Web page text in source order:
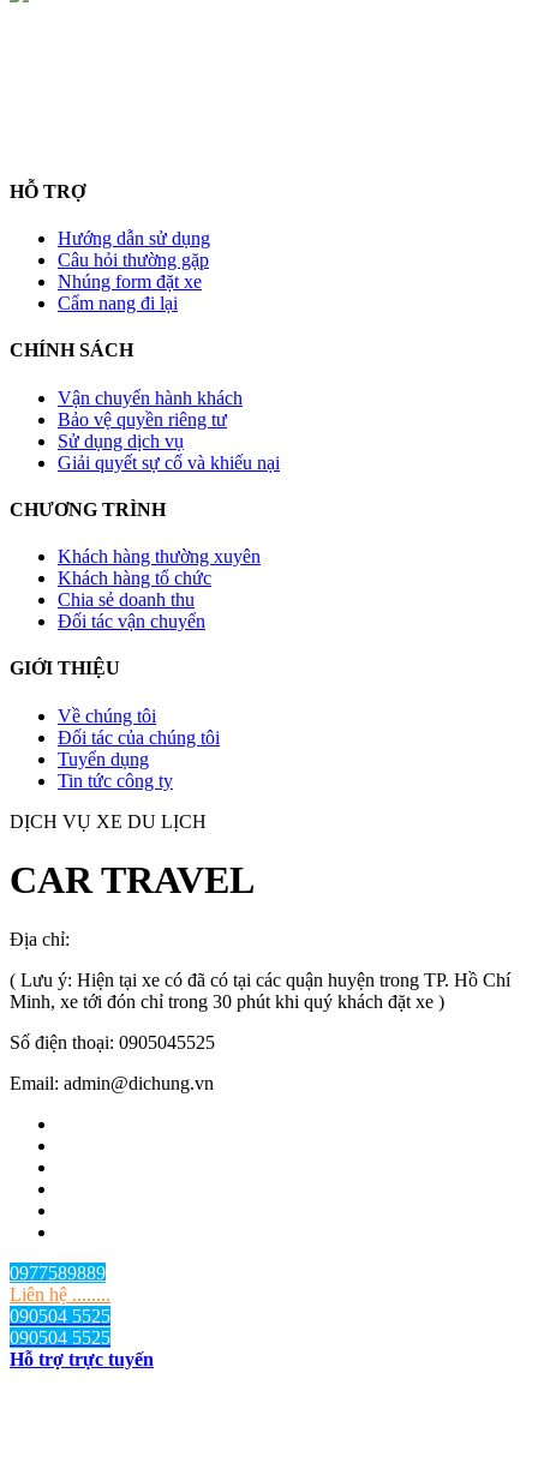
HỖ TRỢ
Hướng dẫn sử dụng
Câu hỏi thường gặp
Nhúng form đặt xe
Cẩm nang đi lại
CHÍNH SÁCH
Vận chuyển hành khách
Bảo vệ quyền riêng tư
Sử dụng dịch vụ
Giải quyết sự cố và khiếu nại
CHƯƠNG TRÌNH
Khách hàng thường xuyên
Khách hàng tổ chức
Chia sẻ doanh thu
Đối tác vận chuyển
GIỚI THIỆU
Về chúng tôi
Đối tác của chúng tôi
Tuyển dụng
Tin tức công ty
DỊCH VỤ XE DU LỊCH
CAR TRAVEL
Địa chỉ:
( Lưu ý: Hiện tại xe có đã có tại các quận huyện trong TP. Hồ Chí
Minh, xe tới đón chỉ trong 30 phút khi quý khách đặt xe )
Số điện thoại: 0905045525
Email: admin@dichung.vn
0977589889
Liên hệ ........
090504 5525
090504 5525
Hỗ trợ trực tuyến